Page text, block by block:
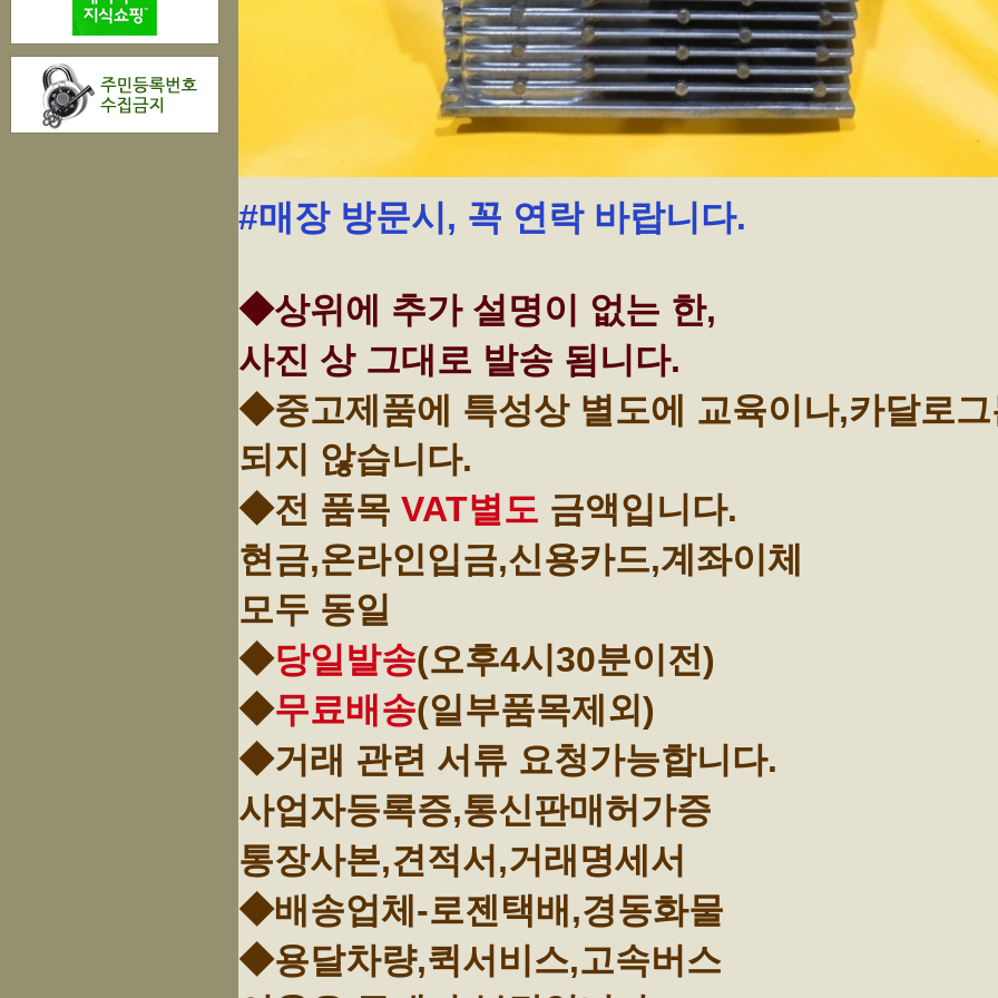
#매장 방문시, 꼭 연락 바랍니다.
◆상위에 추가 설명이 없는 한,
사진 상 그대로 발송 됨니다.
◆중고제품에 특성상 별도에 교육이나,카달로
되지 않습니다.
◆전 품목 VAT별도 금액입니다.
현금,온라인입금,신용카드,계좌이체
모두 동일
◆당일발송(오후4시30분이전)
◆무료배송(일부품목제외)
◆거래 관련 서류 요청가능합니다.
사업자등록증,통신판매허가증
통장사본,견적서,거래명세서
◆배송업체-로젠택배,경동화물
◆용달차량,퀵서비스,고속버스